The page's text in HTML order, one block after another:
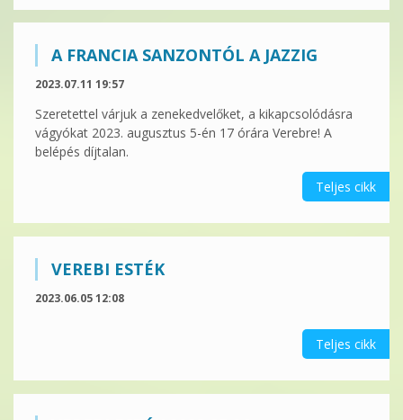
A FRANCIA SANZONTÓL A JAZZIG
2023.07.11 19:57
Szeretettel várjuk a zenekedvelőket, a kikapcsolódásra
vágyókat 2023. augusztus 5-én 17 órára Verebre! A
belépés díjtalan.
Teljes cikk
VEREBI ESTÉK
2023.06.05 12:08
Teljes cikk